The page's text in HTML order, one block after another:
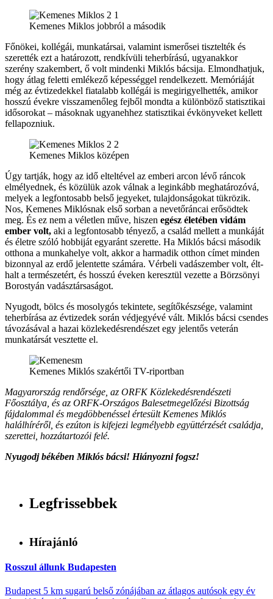
Kemenes Miklos jobbról a második
Főnökei, kollégái, munkatársai, valamint ismerősei tisztelték és
szerették ezt a határozott, rendkívüli teherbírású, ugyanakkor
szerény szakembert, ő volt mindenki Miklós bácsija. Elmondhatjuk,
hogy átlag feletti emlékező képességgel rendelkezett. Memóriáját
még az évtizedekkel fiatalabb kollégái is megirigyelhették, amikor
hosszú évekre visszamenőleg fejből mondta a különböző statisztikai
idősorokat – másoknak ugyanehhez statisztikai évkönyveket kellett
fellapozniuk.
Kemenes Miklos középen
Úgy tartják, hogy az idő elteltével az emberi arcon lévő ráncok
elmélyednek, és közülük azok válnak a leginkább meghatározóvá,
melyek a legfontosabb belső jegyeket, tulajdonságokat tükrözik.
Nos, Kemenes Miklósnak első sorban a nevetőráncai erősödtek
meg. És ez nem a véletlen műve, hiszen egész életében vidám
ember volt, aki a legfontosabb tényező, a család mellett a munkáját
és életre szóló hobbiját egyaránt szerette. Ha Miklós bácsi második
otthona a munkahelye volt, akkor a harmadik otthon címet minden
bizonnyal az erdő jelentette számára. Vérbeli vadászember volt, élt-
halt a természetért, és hosszú éveken keresztül vezette a Börzsönyi
Borostyán vadásztársaságot.
Nyugodt, bölcs és mosolygós tekintete, segítőkészsége, valamint
teherbírása az évtizedek során védjegyévé vált. Miklós bácsi csendes
távozásával a hazai közlekedésrendészet egy jelentős veterán
munkatársát vesztette el.
Kemenes Miklós szakértői TV-riportban
Magyarország rendőrsége, az ORFK Közlekedésrendészeti
Főosztálya, és az ORFK-Országos Balesetmegelőzési Bizottság
fájdalommal és megdöbbenéssel értesült Kemenes Miklós
halálhíréről, és ezúton is kifejezi legmélyebb együttérzését családja,
szerettei, hozzátartozói felé.
Nyugodj békében Miklós bácsi! Hiányozni fogsz!
Legfrissebbek
Hírajánló
Rosszul állunk Budapesten
Budapest 5 km sugarú belső zónájában az átlagos autósok egy év